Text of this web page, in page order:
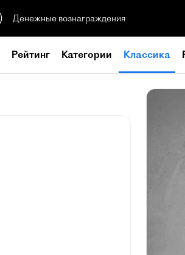
Денежные вознаграждения
Рейтинг Категории Классика